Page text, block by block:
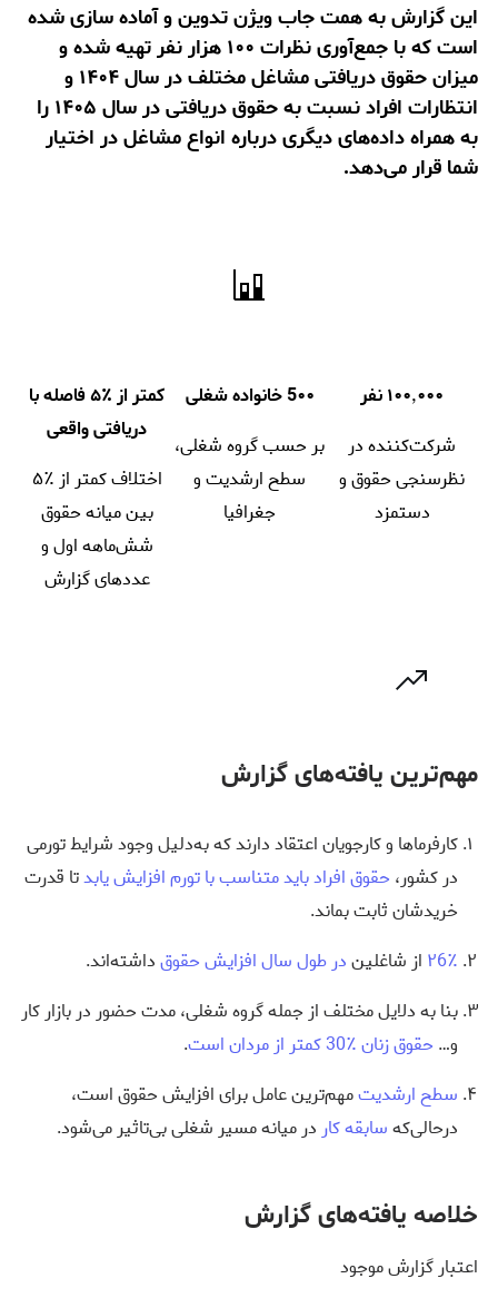
این گزارش به همت جاب ویژن تدوین و آماده سازی شده
است که
با جمع‌آوری نظرات ۱۰۰ هزار نفر تهیه شده و
میزان حقوق دریافتی مشاغل مختلف در سال ۱۴۰۴ و
انتظارات افراد نسبت به حقوق دریافتی در سال ۱۴۰۵ را
به همراه داده‌های دیگری درباره انواع مشاغل در اختیار
شما قرار می‌دهد.
۱۰۰٬۰۰۰ نفر
شرکت‌کننده در
نظرسنجی حقوق و
دستمزد
5۰۰ خانواده شغلی
بر حسب گروه شغلی،
سطح ارشدیت و
جغرافیا
کمتر از ٪۵ فاصله با
دریافتی واقعی
اختلاف کمتر از ٪۵
بین میانه حقوق
شش‌ماهه اول و
عددهای گزارش
مهم‌ترین یافته‌های گزارش
کارفرماها و کارجویان اعتقاد دارند که به‌دلیل وجود شرایط تورمی
در کشور، حقوق افراد باید متناسب با تورم افزایش یابدتا قدرت
خریدشان ثابت بماند.
۲6٪ از شاغلیندر طول سال افزایش حقوقداشته‌اند.
بنا به دلایل مختلف از جمله گروه شغلی، مدت حضور در بازار کار
و… حقوق زنان ٪30 کمتر از مردان است
.
سطح ارشدیتمهم‌ترین عامل برای افزایش حقوق است،
درحالی‌کهسابقه کار در میانه مسیر شغلی بی‌تاثیر می‌شود.
خلاصه یافته‌های گزارش​
اعتبار گزارش موجود